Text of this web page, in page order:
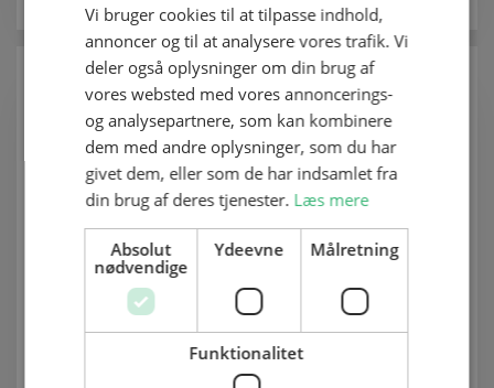
Johan Linde
Udviklingskonsulent
Vi bruger cookies til at tilpasse indhold,
annoncer og til at analysere vores trafik. Vi
deler også oplysninger om din brug af
vores websted med vores annoncerings-
og analysepartnere, som kan kombinere
dem med andre oplysninger, som du har
givet dem, eller som de har indsamlet fra
din brug af deres tjenester. Læs mere
Absolut
nødvendige
Ydeevne Målretning
Funktionalitet